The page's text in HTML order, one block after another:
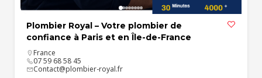
Plombier Royal – Votre plombier de
confiance à Paris et en Île-de-France
France
07 59 68 58 45
Contact@plombier-royal.fr